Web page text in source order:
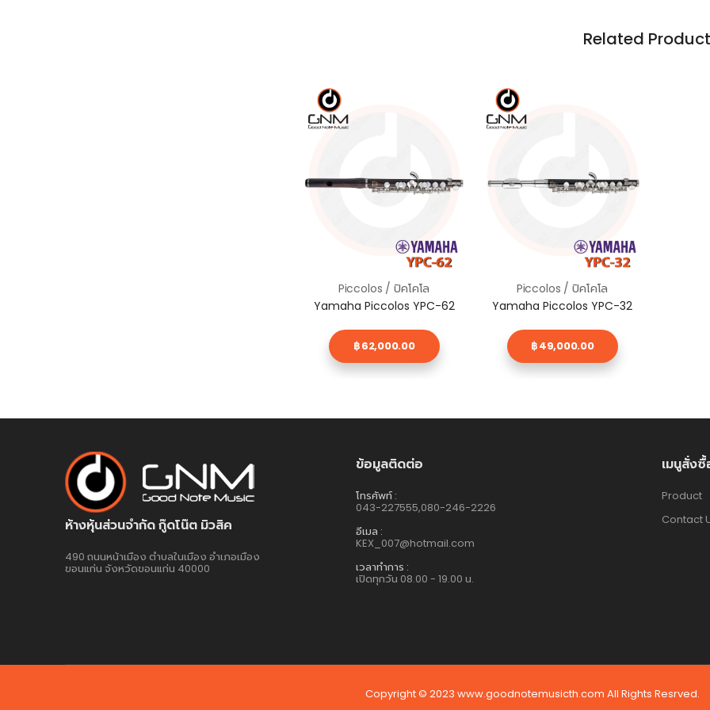
Related
Piccolos / ปิคโคโล
Yamaha Piccolos YPC-62
฿ 62,000.00
Piccolos / ปิคโคโล
Yamaha Piccolos YPC-32
฿ 49,000.00
ห้างหุ้นส่วนจำกัด กู๊ดโน๊ต มิวสิค
490 ถนนหน้าเมือง ตำบลในเมือง อำเภอเมือง
ขอนแก่น จังหวัดขอนแก่น 40000
ข้อมูลติดต่อ
โทรศัพท์ :
043-227555,080-246-2226
อีเมล :
KEX_007@hotmail.com
เวลาทำการ :
เปิดทุกวัน 08.00 - 19.00 น.
เมนูสั่ง
Product
Contact
Copyright © 2023 www.goodnotemusicth.com All Rights Resrved.